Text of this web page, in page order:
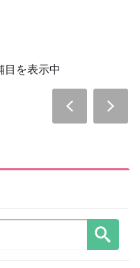
目を表示中